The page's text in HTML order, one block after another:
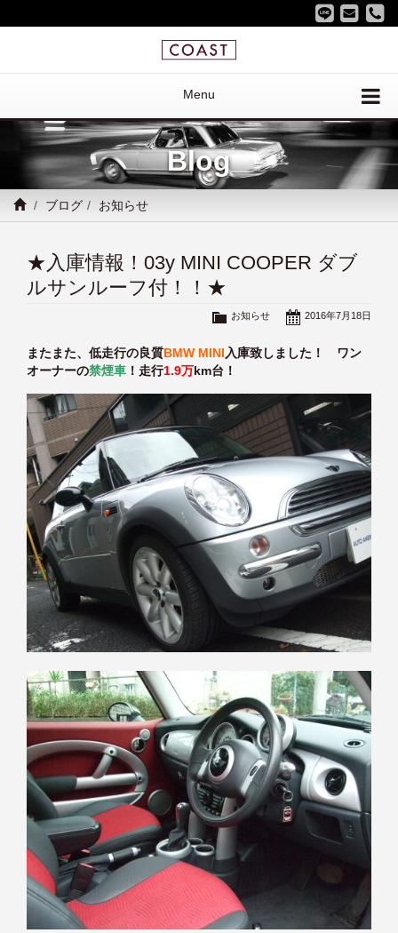
Menu
Blog
ブログ お知らせ
★入庫情報！03y MINI COOPER ダブ
ルサンルーフ付！！★
2016年7月18日
お知らせ
またまた、低走行の良質BMW MINI入庫致しました！ ワン
オーナーの禁煙車 ！走行1.9万km台！